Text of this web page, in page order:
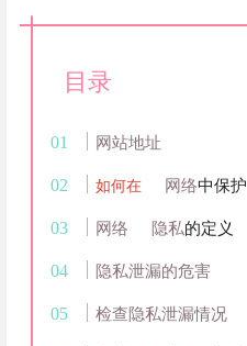
目录
网站地址
如何在 网络中保护
网络 隐私的定义
隐私泄漏的危害
检查隐私泄漏情况